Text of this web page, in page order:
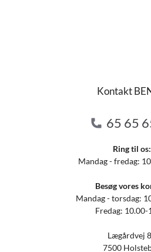
Kontakt
65 65
Ring til os:
Mandag - fredag:
Besøg vores
Mandag - torsdag:
Fredag: 10.00-
Lægårdvej
7500